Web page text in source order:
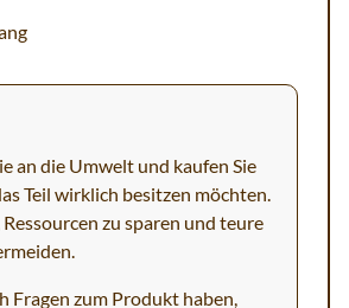
an die Umwelt und kaufen Sie
Teil wirklich besitzen möchten.
Ressourcen zu sparen und teure
Fragen zum Produkt haben,